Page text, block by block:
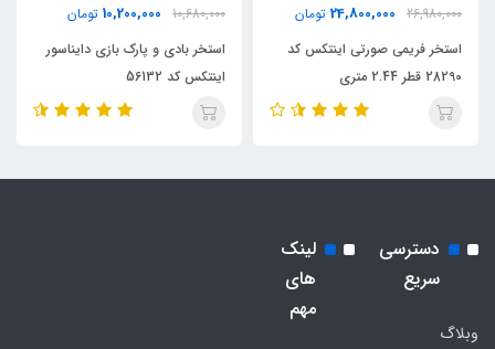
26,980,000
24,800,000 تومان
استخر فریمی صورتی اینتکس کد
28290 قطر 2.44 متری
10,680,000
10,200,000 تومان
استخر بادی و پارک بازی دایناسور
اینتکس کد 56132
دسترسی
سریع
وبلاگ
لینک
های
مهم